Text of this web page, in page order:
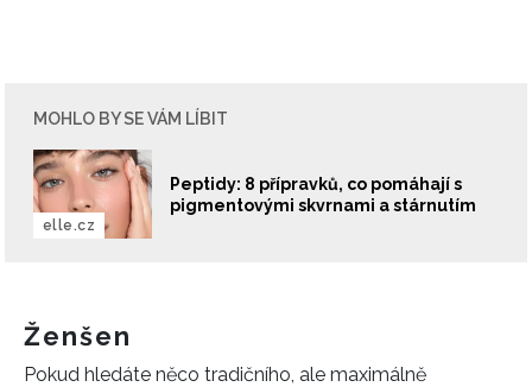
MOHLO BY SE VÁM LÍBIT
Peptidy: 8 přípravků, co pomáhají s
pigmentovými skvrnami a stárnutím
elle.cz
Ženšen
Pokud hledáte něco tradičního, ale maximálně